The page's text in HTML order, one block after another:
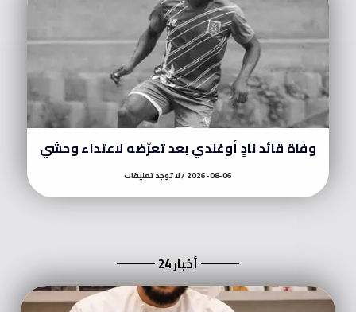
وفاة قائد نادٍ أوغندي بعد تعرّضه لاعتداء وحشي
2026-08-06 لا توجد تعليقات
أخبار 24